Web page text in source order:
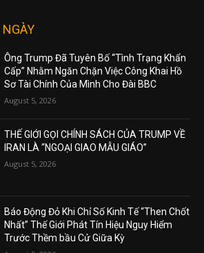
Ông Trump Đã Tuyên Bố “Tình Trạng Khẩn
Cấp” Nhằm Ngăn Chặn Việc Công Khai Hồ
Sơ Tài Chính Của Mình Cho Đài BBC
August 5, 2026
THẾ GIỚI GỌI CHÍNH SÁCH CỦA TRUMP VỀ
IRAN LÀ “NGOẠI GIAO MẪU GIÁO”
August 5, 2026
Báo Động Đỏ Khi Chỉ Số Kinh Tế “Then Chốt
Nhất” Thế Giới Phát Tín Hiệu Nguy Hiểm
Trước Thềm bầu Cử Giữa Kỳ